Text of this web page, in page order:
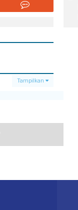
Tampilkan